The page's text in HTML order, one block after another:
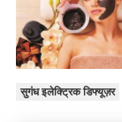
सुगंध इलेक्ट्रिक डिफ्यूज़र